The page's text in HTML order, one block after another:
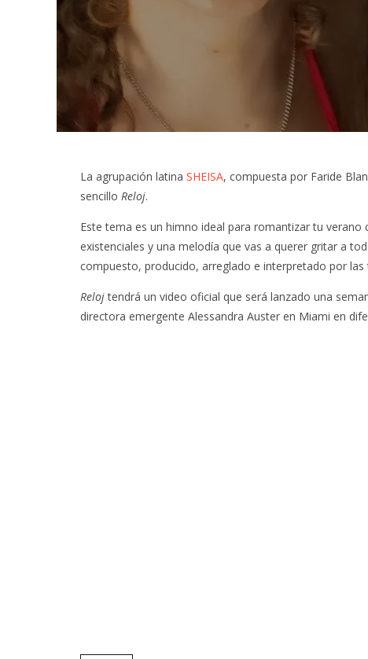
La agrupación latina SHEISA, compuesta por Faride
sencillo Reloj.
Este tema es un himno ideal para romantizar tu
existenciales y una melodía que vas a querer gritar a
compuesto, producido, arreglado e interpretado por las
Relojtendrá un video oficial que será lanzado una
directora emergente Alessandra Auster en Miami en